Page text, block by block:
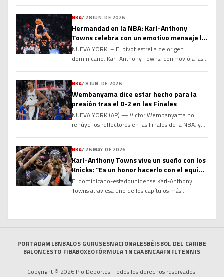
baloncesto mundial al acordar un contrato por dos
temporadas y US$8 millones con los Philadelphia
76ers. Tras comunicar a Los Angeles Lakers […]
NBA/ 28 JUN. DE 2026
Hermandad en la NBA: Karl-Anthony
Towns celebra con un emotivo mensaje la
renovación de Jose Alvarado
NUEVA YORK. – El pívot estrella de origen
dominicano, Karl-Anthony Towns, conmovió a las
de felicitación dirigido a su compañero de equipo
y selección nacional, el base Jose Alvarado, tras
confirmarse la renovación contractual de este
último. […]
NBA/8 JUN. DE 2026
Wembanyama dice estar hecho para la
presión tras el 0-2 en las Finales
NUEVA YORK (AP) — Victor Wembanyama no
rehúye los reflectores en las Finales de la NBA, y
tiro al final del segundo juego que habría vencido
a los Knicks de Nueva York e igualado la serie, […]
NBA/ 26 MAY. DE 2026
Karl-Anthony Towns vive un sueño con los
Knicks: “Es un honor hacerlo con el equipo
que siempre apoyé”
El dominicano-estadounidense Karl-Anthony
Towns atraviesa uno de los capítulos más
para él va mucho más allá del baloncesto. Porque
PORTADAMLBNBALOS GURUSESNACIONALESBÉISBOL DEL CARIBE
BALONCESTO FIBABOXEOFÓRMULA 1NCAABNCAAFNFLTENNIS
Copyright © 2026 Pio Deportes. Todos los derechos reservados.